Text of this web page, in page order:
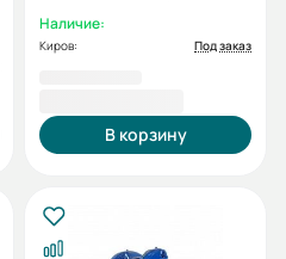
Наличие:
Киров: Под заказ
В корзину